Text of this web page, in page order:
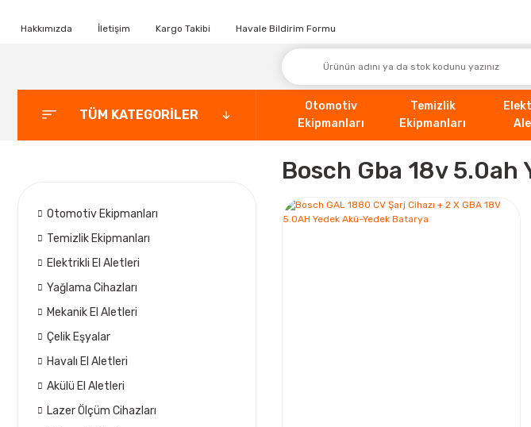
Hakkımızda İletişim Kargo Takibi Havale Bildirim Formu
TÜM KATEGORİLER
Otomotiv
Ekipmanları
Temizlik
Ekipmanları
Otomotiv Ekipmanları
Temizlik Ekipmanları
Elektrikli El Aletleri
Yağlama Cihazları
Mekanik El Aletleri
Çelik Eşyalar
Havalı El Aletleri
Akülü El Aletleri
Lazer Ölçüm Cihazları
Bosch Gba 18v 5.0ah